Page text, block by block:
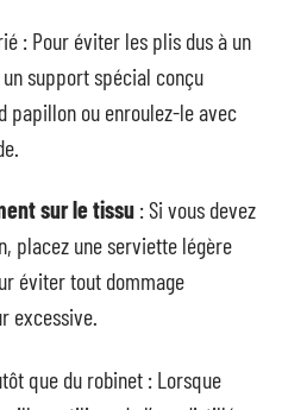
: Pour éviter les plis dus à un
support spécial conçu
ou enroulez-le avec
sur le tissu : Si vous devez
placez une serviette légère
éviter tout dommage
excessive.
que du robinet : Lorsque